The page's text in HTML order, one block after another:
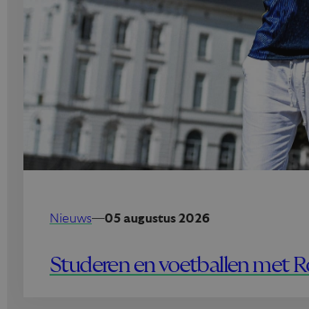
Nieuws—05 augustus 2026
Studeren en voetballen met